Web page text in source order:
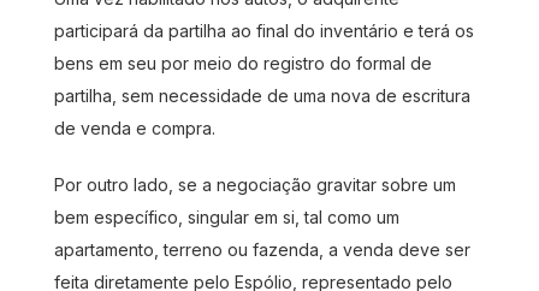
participará da partilha ao final do inventário e terá os
bens em seu por meio do registro do formal de
partilha, sem necessidade de uma nova de escritura
de venda e compra.
Por outro lado, se a negociação gravitar sobre um
bem específico, singular em si, tal como um
apartamento, terreno ou fazenda, a venda deve ser
feita diretamente pelo Espólio, representado pelo